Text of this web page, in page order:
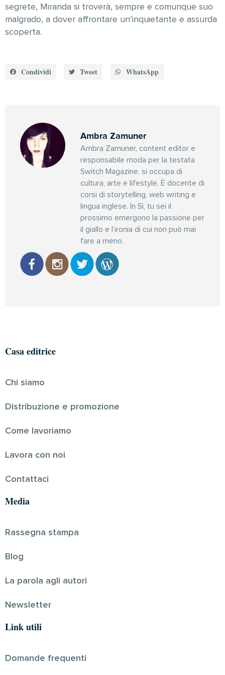
segrete, Miranda si troverà, sempre e comunque suo
malgrado, a dover affrontare un’inquietante e assurda
scoperta.
Condividi Tweet WhatsApp
Ambra Zamuner
Ambra Zamuner, content editor e
responsabile moda per la testata
Switch Magazine, si occupa di
cultura, arte e lifestyle. È docente di
corsi di storytelling, web writing e
lingua inglese. In Sì, tu sei il
prossimo emergono la passione per
il giallo e l’ironia di cui non può mai
fare a meno.
Casa editrice
Chi siamo
Distribuzione e promozione
Come lavoriamo
Lavora con noi
Contattaci
Media
Rassegna stampa
Blog
La parola agli autori
Newsletter
Link utili
Domande frequenti